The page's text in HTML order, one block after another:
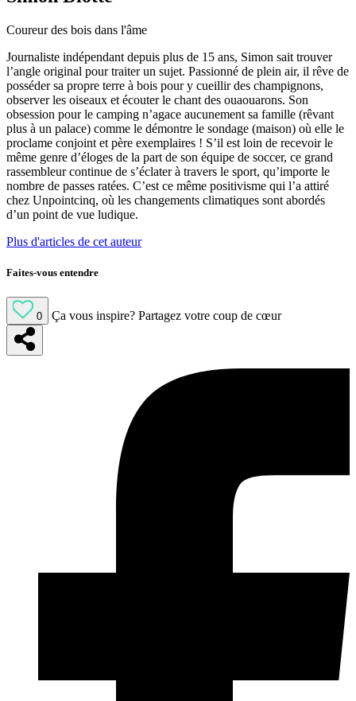
Coureur des bois dans l'âme
Journaliste indépendant depuis plus de 15 ans, Simon sait trouver
l’angle original pour traiter un sujet. Passionné de plein air, il rêve de
posséder sa propre terre à bois pour y cueillir des champignons,
observer les oiseaux et écouter le chant des ouaouarons. Son
obsession pour le camping n’agace aucunement sa famille (rêvant
plus à un palace) comme le démontre le sondage (maison) où elle le
proclame conjoint et père exemplaires ! S’il est loin de recevoir le
même genre d’éloges de la part de son équipe de soccer, ce grand
rassembleur continue de s’éclater à travers le sport, qu’importe le
nombre de passes ratées. C’est ce même positivisme qui l’a attiré
chez Unpointcinq, où les changements climatiques sont abordés
d’un point de vue ludique.
Plus d'articles de cet auteur
Faites-vous entendre
0 Ça vous inspire? Partagez votre coup de cœur